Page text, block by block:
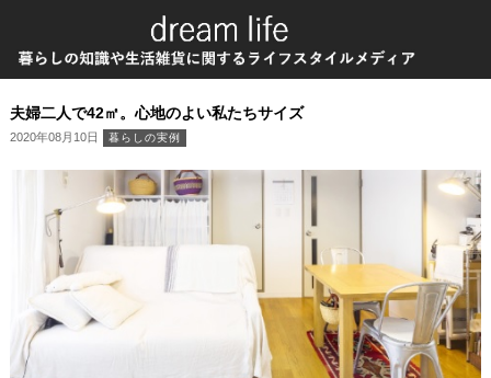
夫婦二人で42㎡。心地のよい私たちサイズ
2020年08月10日 暮らしの実例